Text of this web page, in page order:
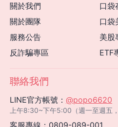
關於我們
關於團隊
服務公告
反詐騙專區
口袋
口袋
美股
ETF
聯絡我們
LINE官方帳號： @popo6620
上午8:30~下午5:00（週一至週五
客服專線： 0809-089-001